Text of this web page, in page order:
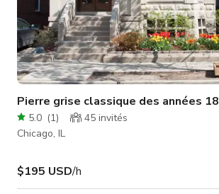
Pierre grise classique des années
5.0 (1) 45 invités
Chicago, IL
$195 USD/h